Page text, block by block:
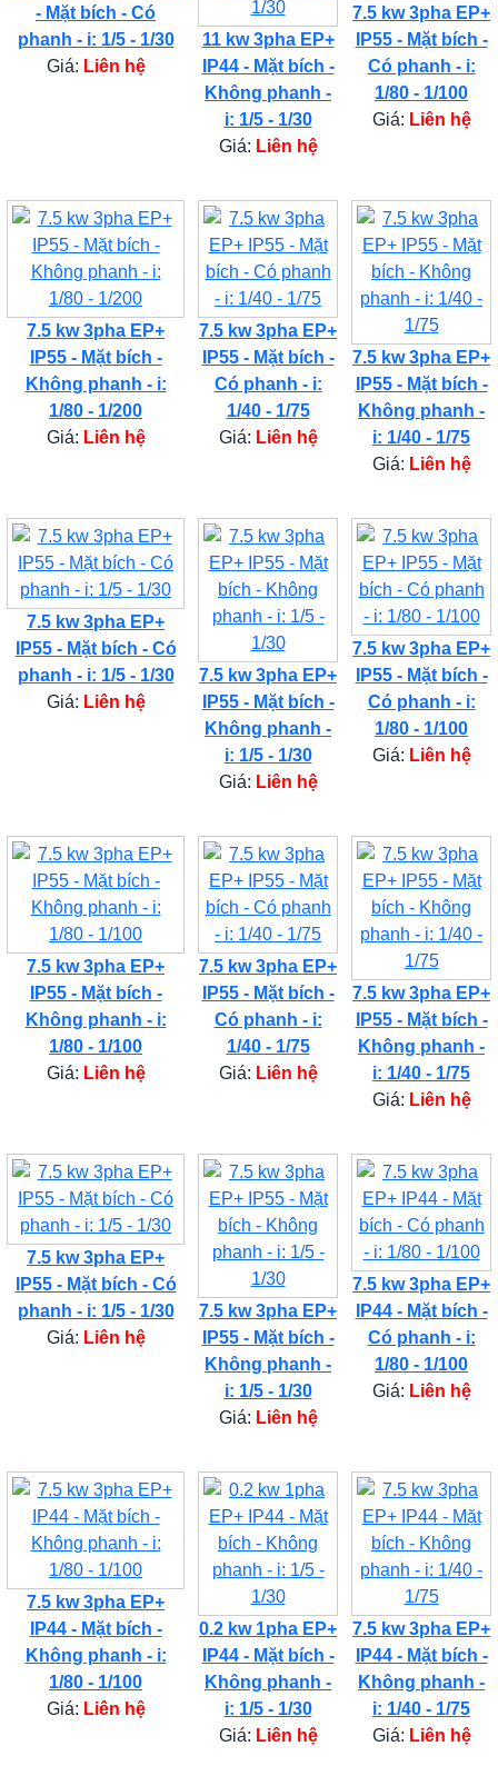
- Mặt bích - Có
phanh - i: 1/5 - 1/30
Giá: Liên hệ
11 kw 3pha EP+
IP44 - Mặt bích -
Không phanh -
i: 1/5 - 1/30
Giá: Liên hệ
7.5 kw 3pha EP+
IP55 - Mặt bích -
Có phanh - i:
1/80 - 1/100
Giá: Liên hệ
7.5 kw 3pha EP+
IP55 - Mặt bích -
Không phanh - i:
1/80 - 1/200
Giá: Liên hệ
7.5 kw 3pha EP+
IP55 - Mặt bích -
Có phanh - i:
1/40 - 1/75
Giá: Liên hệ
7.5 kw 3pha EP+
IP55 - Mặt bích -
Không phanh -
i: 1/40 - 1/75
Giá: Liên hệ
7.5 kw 3pha EP+
IP55 - Mặt bích - Có
phanh - i: 1/5 - 1/30
Giá: Liên hệ
7.5 kw 3pha EP+
IP55 - Mặt bích -
Không phanh -
i: 1/5 - 1/30
Giá: Liên hệ
7.5 kw 3pha EP+
IP55 - Mặt bích -
Có phanh - i:
1/80 - 1/100
Giá: Liên hệ
7.5 kw 3pha EP+
IP55 - Mặt bích -
Không phanh - i:
1/80 - 1/100
Giá: Liên hệ
7.5 kw 3pha EP+
IP55 - Mặt bích -
Có phanh - i:
1/40 - 1/75
Giá: Liên hệ
7.5 kw 3pha EP+
IP55 - Mặt bích -
Không phanh -
i: 1/40 - 1/75
Giá: Liên hệ
7.5 kw 3pha EP+
IP55 - Mặt bích - Có
phanh - i: 1/5 - 1/30
Giá: Liên hệ
7.5 kw 3pha EP+
IP55 - Mặt bích -
Không phanh -
i: 1/5 - 1/30
Giá: Liên hệ
7.5 kw 3pha EP+
IP44 - Mặt bích -
Có phanh - i:
1/80 - 1/100
Giá: Liên hệ
7.5 kw 3pha EP+
IP44 - Mặt bích -
Không phanh - i:
1/80 - 1/100
Giá: Liên hệ
0.2 kw 1pha EP+
IP44 - Mặt bích -
Không phanh -
i: 1/5 - 1/30
Giá: Liên hệ
7.5 kw 3pha EP+
IP44 - Mặt bích -
Không phanh -
i: 1/40 - 1/75
Giá: Liên hệ